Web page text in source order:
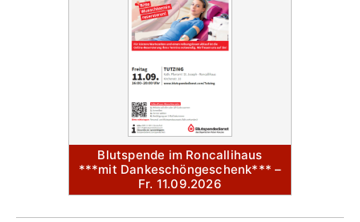
Blutspende im Roncallihaus
***mit Dankeschöngeschenk*** –
Fr. 11.09.2026